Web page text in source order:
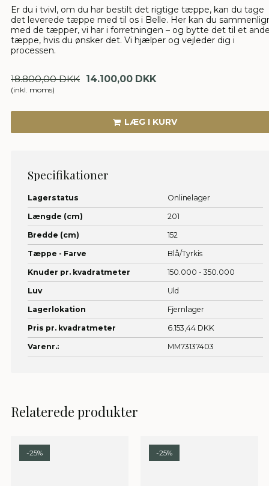
Er du i tvivl, om du har bestilt det rigtige tæppe, kan du tage
det leverede tæppe med til os i Belle. Her kan du
med de tæpper, vi har i forretningen – og bytte det til et
tæppe, hvis du ønsker det. Vi hjælper og vejleder dig i
processen.
14.100,00 DKK
18.800,00 DKK
(inkl. moms)
LÆG I KURV
Specifikationer
Lagerstatus Onlinelager
Længde (cm) 201
Bredde (cm) 152
Tæppe - Farve Blå/Tyrkis
Knuder pr. kvadratmeter 150.000 - 350.000
Luv Uld
Lagerlokation Fjernlager
Pris pr. kvadratmeter 6.153,44 DKK
Varenr.: MM73137403
Relaterede produkter
-25% -25%